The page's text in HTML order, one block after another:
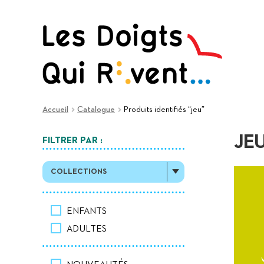
navigation
contenu
Accueil Catalogue Produits identifiés “jeu”
FILTRER PAR :
COLLECTIONS
ENFANTS
ADULTES